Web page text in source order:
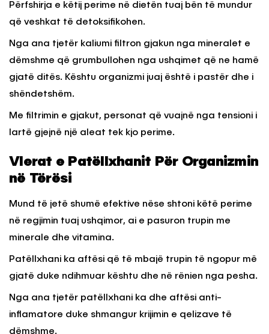
Përfshirja e këtij perime në dietën tuaj bën të mundur
që veshkat të detoksifikohen.
Nga ana tjetër kaliumi filtron gjakun nga mineralet e
dëmshme që grumbullohen nga ushqimet që ne hamë
gjatë ditës. Kështu organizmi juaj është i pastër dhe i
shëndetshëm.
Me filtrimin e gjakut, personat që vuajnë nga tensioni i
lartë gjejnë një aleat tek kjo perime.
Vlerat e Patëllxhanit Për Organizmin
në Tërësi
Mund të jetë shumë efektive nëse shtoni këtë perime
në regjimin tuaj ushqimor, ai e pasuron trupin me
minerale dhe vitamina.
Patëllxhani ka aftësi që të mbajë trupin të ngopur më
gjatë duke ndihmuar kështu dhe në rënien nga pesha.
Nga ana tjetër patëllxhani ka dhe aftësi anti-
inflamatore duke shmangur krijimin e qelizave të
dëmshme.